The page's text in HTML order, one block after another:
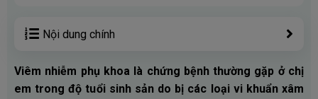
Nội dung chính
Viêm nhiễm phụ khoa là chứng bệnh thường gặp ở chị
em trong độ tuổi sinh sản do bị các loại vi khuẩn xâm